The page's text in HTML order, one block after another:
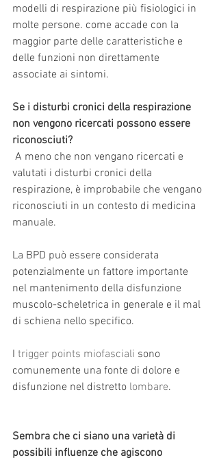
modelli di respirazione più fisiologici in
molte persone. come accade con la
maggior parte delle caratteristiche e
delle funzioni non direttamente
associate ai sintomi.
Se i disturbi cronici della respirazione
non vengono ricercati possono essere
riconosciuti?
valutati i disturbi cronici della
respirazione, è improbabile che vengano
riconosciuti in un contesto di medicina
manuale.
La BPD può essere considerata
potenzialmente un fattore importante
nel mantenimento della disfunzione
muscolo-scheletrica in generale e il mal
di schiena nello specifico.
I trigger points miofasciali sono
comunemente una fonte di dolore e
disfunzione nel distretto lombare.
Sembra che ci siano una varietà di
possibili influenze che agiscono